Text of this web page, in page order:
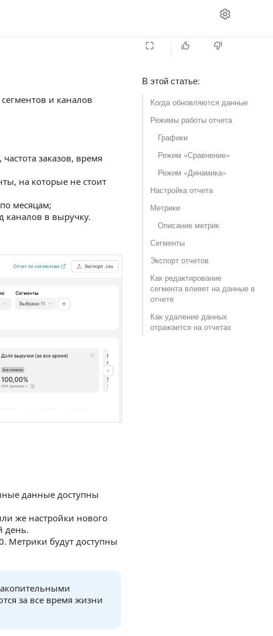
В этой статье:
Когда обновляются данные
Режимы работы отчета
Графики
Режим «Сравнение»
Режим «Динамика»
Настройка отчета
Метрики
Описание метрик
Сегменты
Экспорт отчетов
Как редактирование
сегмента влияет на данные в
отчете
Как удаление данных
отражается на отчетах
и каналов
заказов, время
на которые не стоит
месяцам;
каналов в выручку.
данные доступны
же настройки нового
день.
Метрики будут доступны
за все время жизни